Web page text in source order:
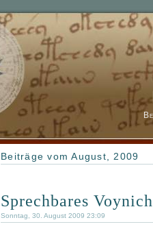
Beiträge vom August, 2009
Sprechbares
Sonntag, 30. August 2009 23:09